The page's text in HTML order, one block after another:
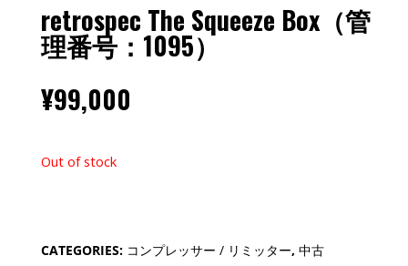
retrospec The Squeeze Box（管
理番号：1095）
¥99,000
Out of stock
CATEGORIES: コンプレッサー / リミッター, 中古